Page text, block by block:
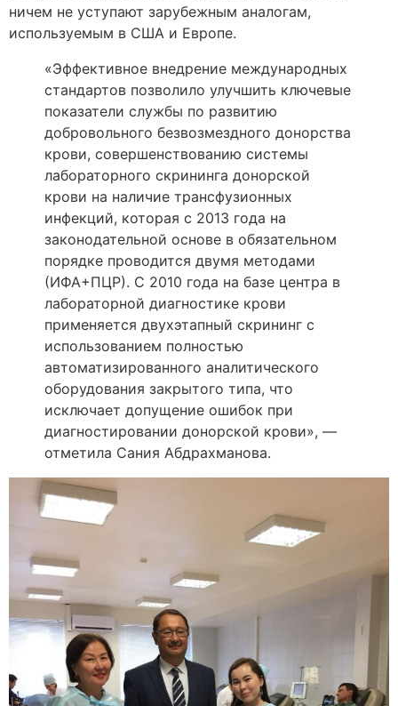
ничем не уступают зарубежным аналогам,
используемым в США и Европе.
«Эффективное внедрение международных
стандартов позволило улучшить ключевые
показатели службы по развитию
добровольного безвозмездного донорства
крови, совершенствованию системы
лабораторного скрининга донорской
крови на наличие трансфузионных
инфекций, которая с 2013 года на
законодательной основе в обязательном
порядке проводится двумя методами
(ИФА+ПЦР). С 2010 года на базе центра в
лабораторной диагностике крови
применяется двухэтапный скрининг с
использованием полностью
автоматизированного аналитического
оборудования закрытого типа, что
исключает допущение ошибок при
диагностировании донорской крови», —
отметила Сания Абдрахманова.